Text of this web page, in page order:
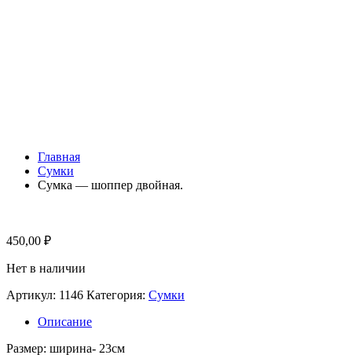
Главная
Сумки
Сумка — шоппер двойная.
450,00 ₽
Нет в наличии
Артикул: 1146 Категория: Сумки
Описание
Размер: ширина- 23см